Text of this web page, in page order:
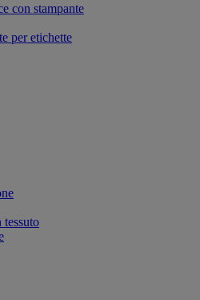
con stampante
per etichette
tessuto